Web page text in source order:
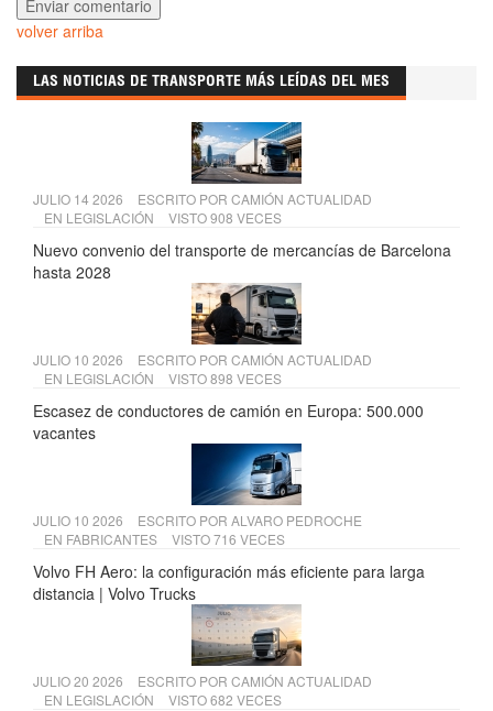
volver arriba
LAS NOTICIAS DE TRANSPORTE MÁS LEÍDAS DEL MES
JULIO 14 2026 ESCRITO POR CAMIÓN ACTUALIDAD
EN LEGISLACIÓN VISTO 908 VECES
Nuevo convenio del transporte de mercancías de Barcelona
hasta 2028
JULIO 10 2026 ESCRITO POR CAMIÓN ACTUALIDAD
EN LEGISLACIÓN VISTO 898 VECES
Escasez de conductores de camión en Europa: 500.000
vacantes
JULIO 10 2026 ESCRITO POR ALVARO PEDROCHE
EN FABRICANTES VISTO 716 VECES
Volvo FH Aero: la configuración más eficiente para larga
distancia | Volvo Trucks
JULIO 20 2026 ESCRITO POR CAMIÓN ACTUALIDAD
EN LEGISLACIÓN VISTO 682 VECES